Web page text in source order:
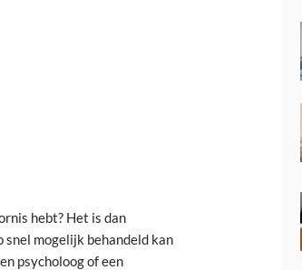
hebt? Het is dan
mogelijk behandeld kan
psycholoog of een